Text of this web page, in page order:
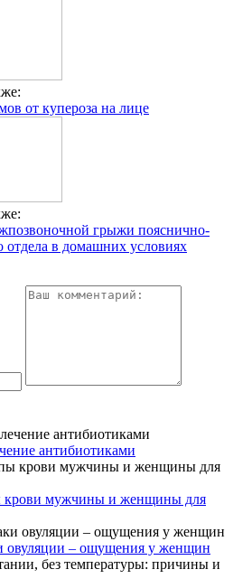
от купероза на лице
грыжи пояснично-
отдела в домашних условиях
антибиотиками
крови мужчины и женщины для
овуляции – ощущения у женщин